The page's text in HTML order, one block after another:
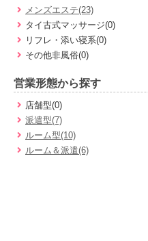
メンズエステ(23)
タイ古式マッサージ(0)
リフレ・添い寝系(0)
その他非風俗(0)
営業形態から探す
店舗型(0)
派遣型(7)
ルーム型(10)
ルーム＆派遣(6)